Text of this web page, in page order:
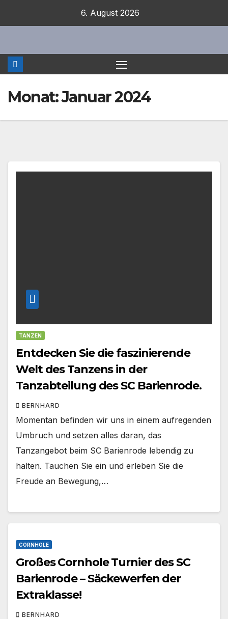
6. August 2026
Monat:Januar 2024
TANZEN
Entdecken Sie die faszinierende
Welt des Tanzens in der
Tanzabteilung des SC Barienrode.
BERNHARD
Momentan befinden wir uns in einem aufregenden
Umbruch und setzen alles daran, das
Tanzangebot beim SC Barienrode lebendig zu
halten. Tauchen Sie ein und erleben Sie die
Freude an Bewegung,…
CORNHOLE
Großes Cornhole Turnier des SC
Barienrode – Säckewerfen der
Extraklasse!
BERNHARD